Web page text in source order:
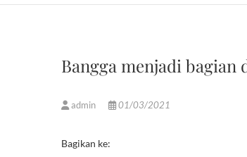
Bangga menjadi bagian
admin 01/03/2021
Bagikan ke: